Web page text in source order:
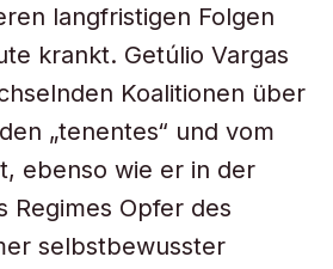
langfristigen Folgen
krankt. Getúlio Vargas
Koalitionen über
„tenentes“ und vom
ebenso wie er in der
Regimes Opfer des
selbstbewusster